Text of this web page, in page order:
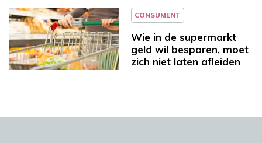
CONSUMENT
Wie in de supermarkt
geld wil besparen, moet
zich niet laten afleiden